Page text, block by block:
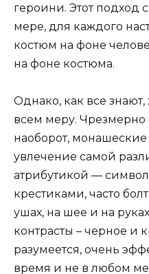
героини. Этот подход
мере, для каждого
костюм на фоне
на фоне костюма.
Однако, как все
всем меру. Чрезмерно
наоборот,
увлечение самой
атрибутикой —
крестиками, часто
ушах, на шее и на
контрасты – черное и
разумеется, очень
время и не в любом